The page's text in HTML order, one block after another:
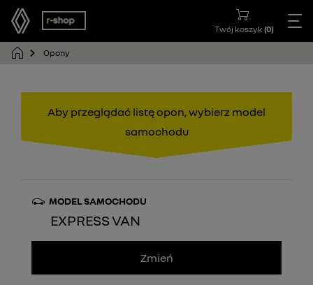
Twój koszyk (0)
Opony
Aby przeglądać listę opon, wybierz model
samochodu
MODEL SAMOCHODU
EXPRESS VAN
Zmień